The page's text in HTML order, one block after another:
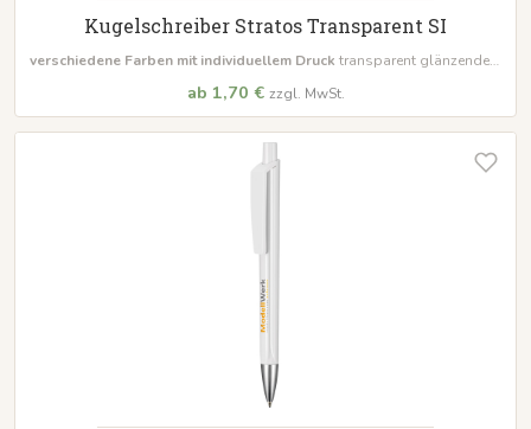
Kugelschreiber Stratos Transparent SI
verschiedene Farben mit individuellem Druck transparent glänzendem
Stück
ab 1,70 € zzgl. MwSt.